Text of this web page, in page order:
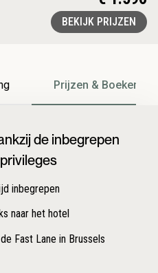
BEKIJK PRIJZEN
Prijzen & Boeken
de inbegrepen
inbegrepen
naar het hotel
Fast Lane in Brussels